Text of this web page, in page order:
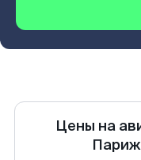
Цены на
Париж